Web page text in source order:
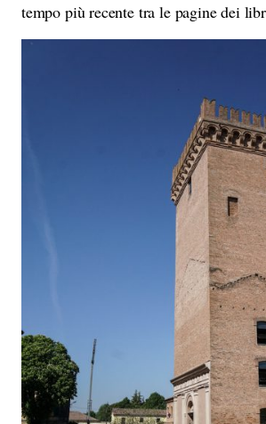
tempo più recente tra le pagine dei